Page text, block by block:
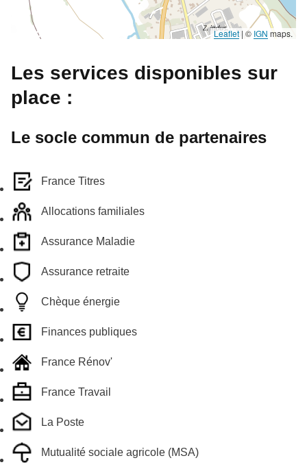
Leaflet | © IGN maps.
Les services disponibles sur
place :
Le socle commun de partenaires
France Titres
Allocations familiales
Assurance Maladie
Assurance retraite
Chèque énergie
Finances publiques
France Rénov'
France Travail
La Poste
Mutualité sociale agricole (MSA)